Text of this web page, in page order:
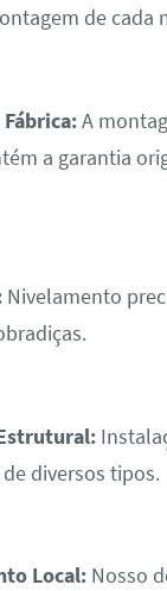
de cada
A
a garantia
Nivelamento
diversos tipos.
Local:Nosso